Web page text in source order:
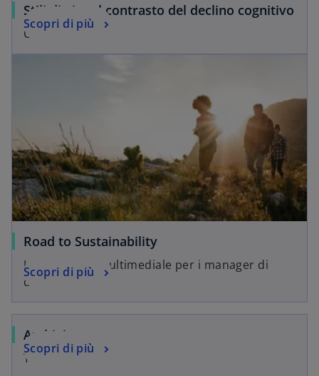
Stili di vita al contrasto del declino cognitivo
Curiamoci.
Scopri di più
Road to Sustainability
Un percorso multimediale per i manager di
domani.
Scopri di più
Archivio
Tutti i progetti
Scopri di più